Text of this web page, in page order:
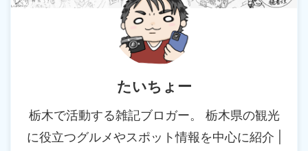
たいちょー
栃木で活動する雑記ブロガー。 栃木県の観光
に役立つグルメやスポット情報を中心に紹介 |